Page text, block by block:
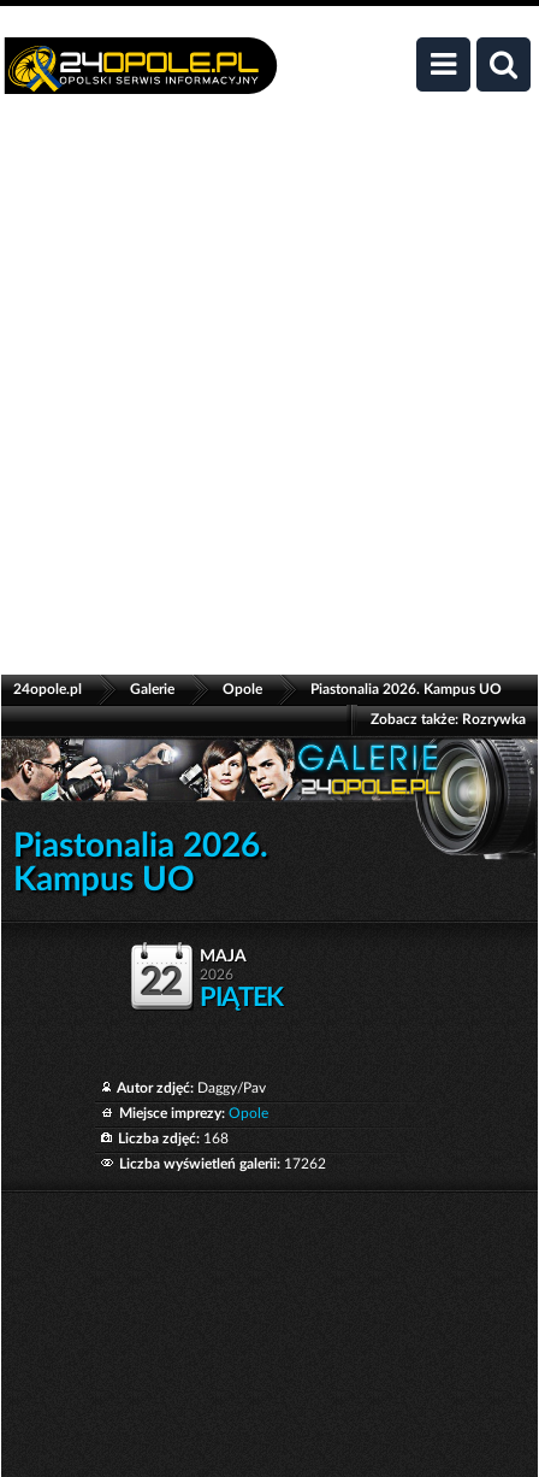
24opole.pl Galerie Opole Piastonalia 2026. Kampus UO
Zobacz także:Rozrywka
Piastonalia 2026.
Kampus UO
22
maja
2026
PIĄTEK
Autor zdjęć: Daggy/Pav
Miejsce imprezy: Opole
Liczba zdjęć: 168
Liczba wyświetleń galerii: 17262